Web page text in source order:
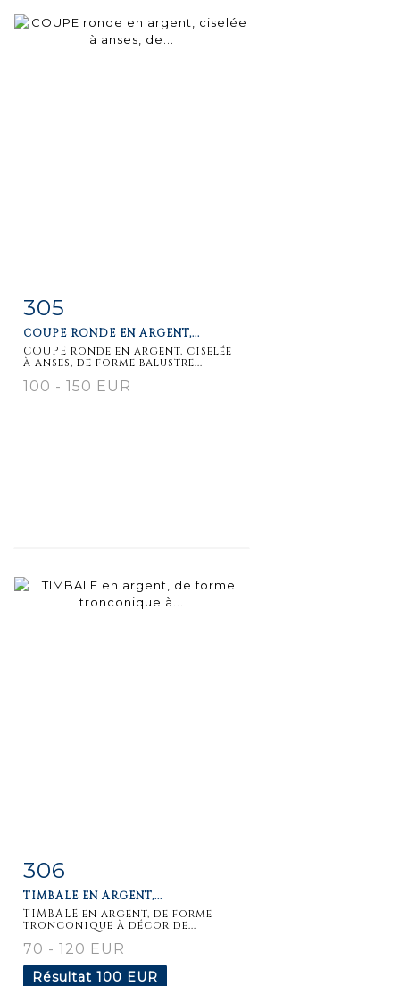
Fiche
305
COUPE RONDE EN ARGENT,...
COUPE ronde en argent, ciselée
à anses, de forme balustre...
100 - 150 EUR
Fiche
détaillée
306
TIMBALE EN ARGENT,...
TIMBALE en argent, de forme
tronconique à décor de...
70 - 120 EUR
Résultat 100 EUR